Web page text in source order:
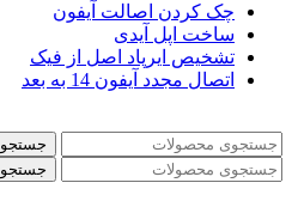
چک کردن اصالت آیفون
ساخت اپل آیدی
تشخیص ایرپاد اصل از فیک
اتصال مجدد آیفون 14 به بعد
جستجو
جستجو